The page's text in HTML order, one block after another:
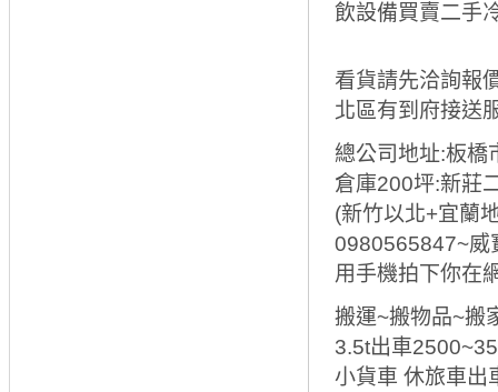
飲設備買賣二手
看貨請先洽詢報
北區有到府接送
總公司地址:板橋
倉庫200坪:新莊
(新竹以北+宜蘭
0980565847~威
用手機拍下你在
搬運~搬物品~搬
3.5t出車
小貨車 休旅車出